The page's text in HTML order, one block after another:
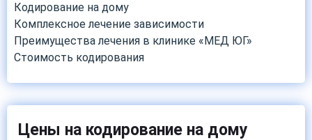
Кодирование на дому
Комплексное лечение зависимости
Преимущества лечения в клинике «МЕД ЮГ»
Стоимость кодирования
Цены на кодирование на дому